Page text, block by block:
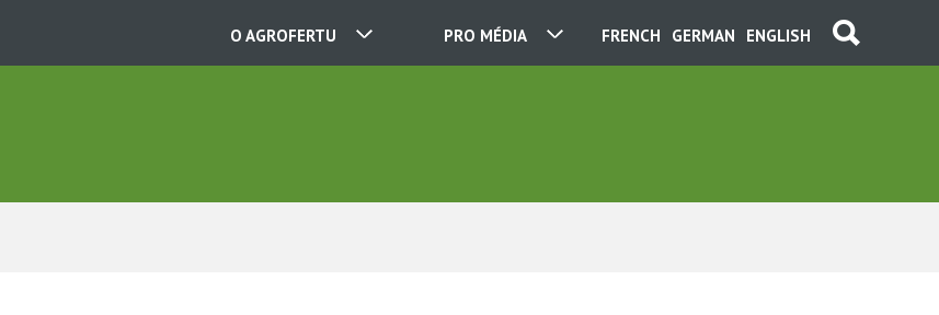
ENGLISH
GERMAN
FRENCH
PRO MÉDIA
O AGROFERTU
KONTAKTY